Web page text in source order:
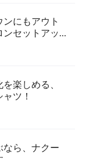
にもアウト
ンセットアッ
楽しめる、
ツ！
なら、ナクー